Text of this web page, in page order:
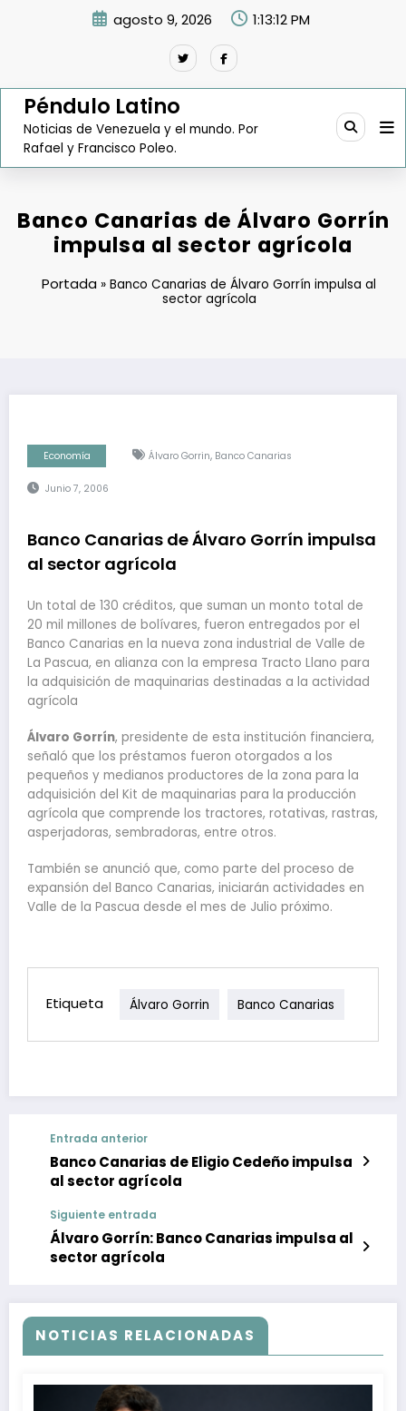
agosto 9, 2026 1:13:13 PM
Péndulo Latino
Noticias de Venezuela y el mundo. Por
Rafael y Francisco Poleo.
Banco Canarias de Álvaro Gorrín
impulsa al sector agrícola
Portada »Banco Canarias de Álvaro Gorrín impulsa al
sector agrícola
Economía Álvaro Gorrin, Banco Canarias
Junio 7, 2006
Banco Canarias de Álvaro Gorrín impulsa
al sector agrícola
Un total de 130 créditos, que suman un monto total de
20 mil millones de bolívares, fueron entregados por el
Banco Canarias en la nueva zona industrial de Valle de
La Pascua, en alianza con la empresa Tracto Llano para
la adquisición de maquinarias destinadas a la actividad
agrícola
Álvaro Gorrín, presidente de esta institución financiera,
señaló que los préstamos fueron otorgados a los
pequeños y medianos productores de la zona para la
adquisición del Kit de maquinarias para la producción
agrícola que comprende los tractores, rotativas, rastras,
asperjadoras, sembradoras, entre otros.
También se anunció que, como parte del proceso de
expansión del Banco Canarias, iniciarán actividades en
Valle de la Pascua desde el mes de Julio próximo.
Etiqueta Álvaro Gorrin Banco Canarias
Entrada anterior
Banco Canarias de Eligio Cedeño impulsa
al sector agrícola
Siguiente entrada
Álvaro Gorrín: Banco Canarias impulsa al
sector agrícola
NOTICIAS RELACIONADAS